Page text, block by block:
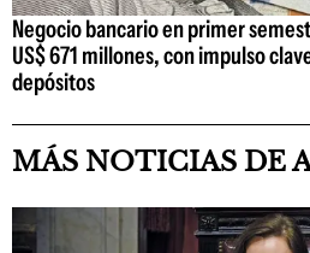
Negocio bancario en primer
US$ 671 millones, con impulso
depósitos
MÁS NOTICIAS DE